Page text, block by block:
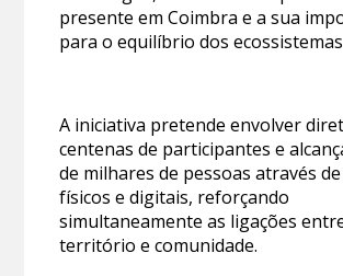
presente em Coimbra e a sua
para o equilíbrio dos
A iniciativa pretende envolver
centenas de participantes e
de milhares de pessoas através
físicos e digitais, reforçando
simultaneamente as ligações
território e comunidade.